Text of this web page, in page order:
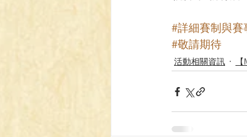
#詳細賽制與
#敬請期待
活動相關資訊